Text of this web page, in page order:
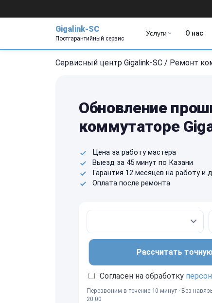
Gigalink-SC
Постгарантийный сервис
Услуги О нас
Сервисный центр Gigalink-SC / Ремонт
Обновление
коммутаторе
Цена за работу мастера
Выезд за 45 минут по Казани
Гарантия 12 месяцев на работу и
Оплата после ремонта
Рассчитать
Согласен на обработку
Перезвоним в течение 10 минут · Без
20:00